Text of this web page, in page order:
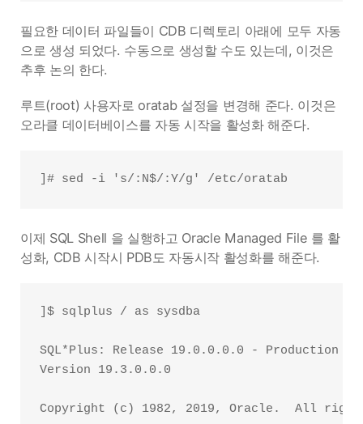
필요한 데이터 파일들이 CDB 디렉토리 아래에 모두 자동
으로 생성 되었다. 수동으로 생성할 수도 있는데, 이것은
추후 논의 한다.
루트(root) 사용자로 oratab 설정을 변경해 준다. 이것은
오라클 데이터베이스를 자동 시작을 활성화 해준다.
이제 SQL Shell 을 실행하고 Oracle Managed File 를 활
성화, CDB 시작시 PDB도 자동시작 활성화를 해준다.
]$ sqlplus / as sysdba
SQL*Plus: Release 19.0.0.0.0 - Production
Version 19.3.0.0.0
Copyright (c) 1982, 2019, Oracle.  All